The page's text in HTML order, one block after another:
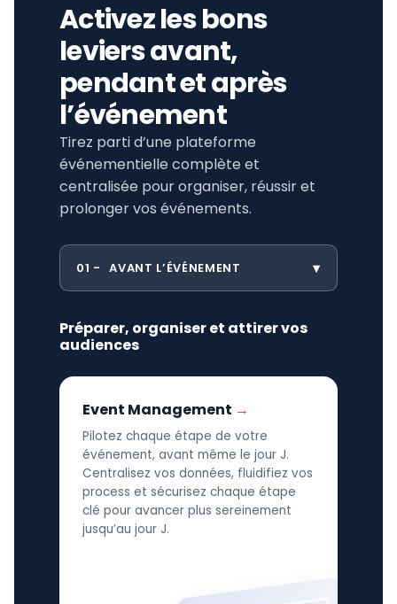
Activez les bons
leviers avant,
pendant et après
l’événement
Tirez parti d’une plateforme
événementielle complète et
centralisée pour organiser, réussir et
prolonger vos événements.
01 AVANT L’ÉVÉNEMENT
Préparer, organiser et attirer vos
audiences
Event Management
Pilotez chaque étape de votre
événement, avant même le jour J.
Centralisez vos données, fluidifiez vos
process et sécurisez chaque étape
clé pour avancer plus sereinement
jusqu’au jour J.